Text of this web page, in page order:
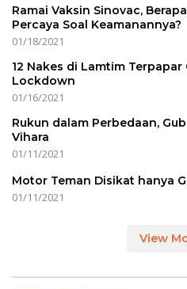
Ramai Vaksin Sinovac,
Percaya Soal Keamanannya?
01/18/2021
12 Nakes di Lamtim Terpapar
Lockdown
01/16/2021
Rukun dalam Perbedaan,
Vihara
01/11/2021
Motor Teman Disikat hanya
01/11/2021
View